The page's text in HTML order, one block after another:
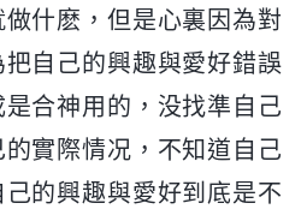
什麽，但是心裏因為對
自己的興趣與愛好錯誤
合神用的，没找準自己
實際情况，不知道自己
的興趣與愛好到底是不